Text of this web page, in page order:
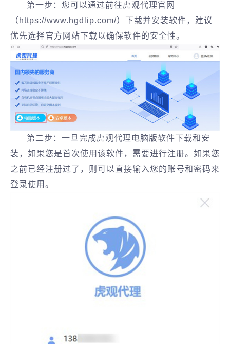
第一步：您可以通过前往虎观代理官网
（https://www.hgdlip.com/）下载并安装软件，建议
优先选择官方网站下载以确保软件的安全性。
第二步：一旦完成虎观代理电脑版软件下载和安
装，如果您是首次使用该软件，需要进行注册。如果您
之前已经注册过了，则可以直接输入您的账号和密码来
登录使用。